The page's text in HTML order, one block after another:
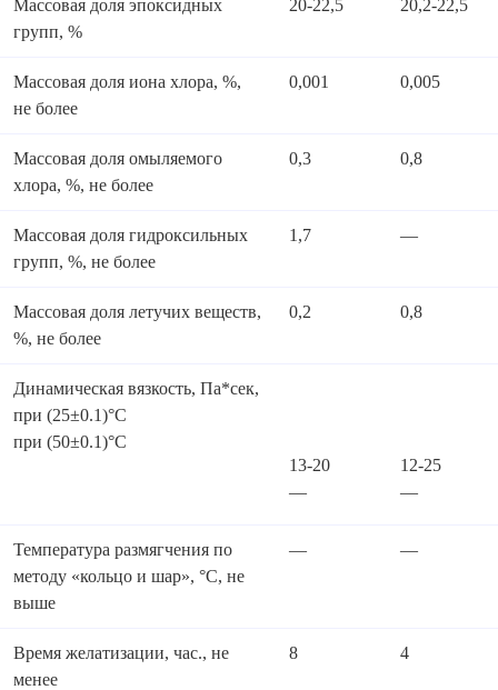
Массовая доля эпоксидных
групп, %
20-22,5 20,2-22,5
Массовая доля иона хлора, %,
не более
0,001 0,005
Массовая доля омыляемого
хлора, %, не более
0,3 0,8
Массовая доля гидроксильных
групп, %, не более
1,7 —
Массовая доля летучих веществ,
%, не более
0,2 0,8
Динамическая вязкость, Па*сек,
при (25±0.1)°C
при (50±0.1)°C
13-20
—
12-25
—
Температура размягчения по
методу «кольцо и шар», °C, не
выше
— —
Время желатизации, час., не
менее
8 4